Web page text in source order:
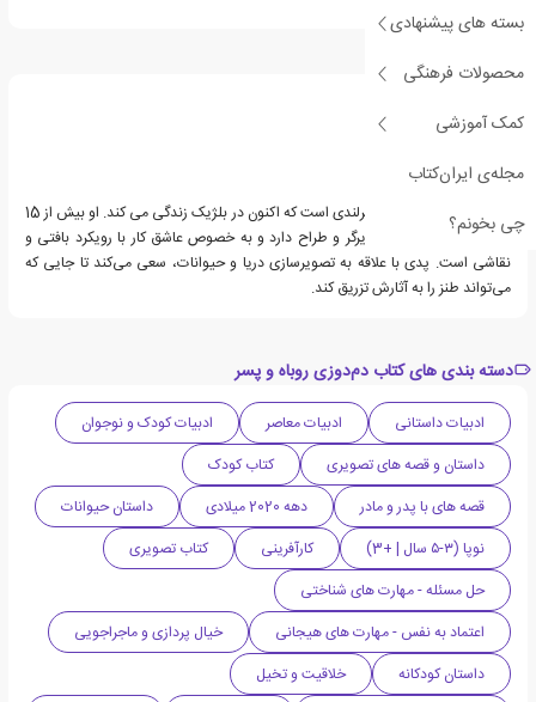
بسته های پیشنهادی
محصولات فرهنگی
کمک آموزشی
مجله‌ی ایران‌کتاب
چی بخونم؟
درباره پدی دانلی
پدی دانلی یک تصویرگر ایرلندی است که اکنون در بلژیک زندگی می کند. او بیش از 15
سال تجربه به عنوان تصویرگر و طراح دارد و به خصوص عاشق کار با رویکرد بافتی و
نقاشی است. پدی با علاقه به تصویرسازی دریا و حیوانات، سعی می‌کند تا جایی که
می‌تواند طنز را به آثارش تزریق کند.
دسته بندی های کتاب دم‌دوزی روباه و پسر
ادبیات داستانی ادبیات معاصر
ادبیات کودک و نوجوان
داستان و قصه های تصویری
کتاب کودک
قصه های با پدر و مادر
دهه 2020 میلادی
داستان حیوانات
نوپا (۳-۵ سال | +3)
کارآفرینی
کتاب تصویری
حل مسئله - مهارت های شناختی
اعتماد به نفس - مهارت های هیجانی
خیال پردازی و ماجراجویی
داستان کودکانه
خلاقیت و تخیل